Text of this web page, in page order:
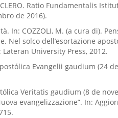
CLERO. Ratio Fundamentalis
de 2016).
In: COZZOLI, M. (a cura di).
Nel solco dell’esortazione
University Press, 2012.
Evangelii gaudium (24
Veritatis gaudium (8 de
evangelizzazione”. In: